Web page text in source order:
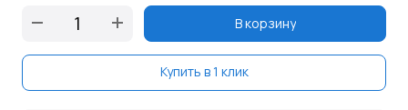
В корзину
Купить в 1 клик